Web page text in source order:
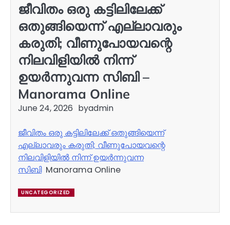
ജീവിതം ഒരു കട്ടിലിലേക്ക്
ഒതുങ്ങിയെന്ന് എല്ലാവരും
കരുതി; വീണുപോയവന്റെ
നിലവിളിയിൽ നിന്ന്
ഉയർന്നുവന്ന സിബി –
Manorama Online
June 24, 2026 byadmin
ജീവിതം ഒരു കട്ടിലിലേക്ക് ഒതുങ്ങിയെന്ന്
എല്ലാവരും കരുതി; വീണുപോയവന്റെ
നിലവിളിയിൽ നിന്ന് ഉയർന്നുവന്ന
സിബിManorama Online
UNCATEGORIZED